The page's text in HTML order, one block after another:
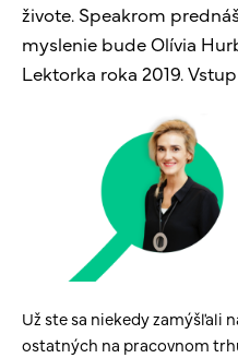
živote. Speakrom
myslenie bude Olívia
Lektorka roka 2019.
Už ste sa niekedy zamýšľali
ostatných na pracovnom